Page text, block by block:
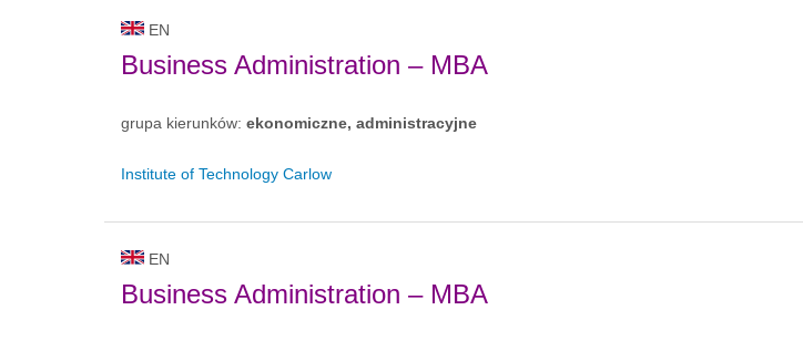
EN
Business Administration – MBA
grupa kierunków: ekonomiczne, administracyjne
Institute of Technology Carlow
EN
Business Administration – MBA